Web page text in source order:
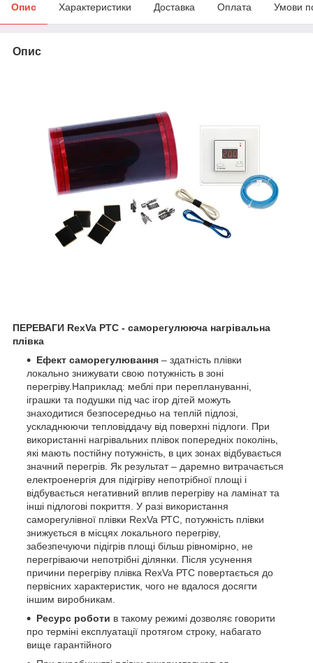
Опис Характеристики Доставка Оплата Умови
Опис
ПЕРЕВАГИ RexVa PTC - саморегулююча нагрівальна
плівка
Ефект саморегулювання – здатність плівки
локально знижувати свою потужність в зоні
перегріву.Наприклад: меблі при переплануванні,
іграшки та подушки під час ігор дітей можуть
знаходитися безпосередньо на теплій підлозі,
ускладнюючи тепловіддачу від поверхні підлоги. При
використанні нагрівальних плівок попередніх поколінь,
які мають постійну потужність, в цих зонах відбувається
значний перегрів. Як результат – даремно витрачається
електроенергія для підігріву непотрібної площі і
відбувається негативний вплив перегріву на ламінат та
інші підлогові покриття. У разі використання
саморегулівної плівки RexVa РТС, потужність плівки
знижується в місцях локального перегріву,
забезпечуючи підігрів площі більш рівномірно, не
перегріваючи непотрібні ділянки. Після усунення
причини перегріву плівка RexVa РТС повертається до
первісних характеристик, чого не вдалося досягти
іншим виробникам.
Ресурс роботи в такому режимі дозволяє говорити
про терміні експлуатації протягом строку, набагато
вище гарантійного